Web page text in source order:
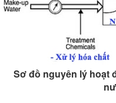
Sơ đồ nguyên lý hoạt